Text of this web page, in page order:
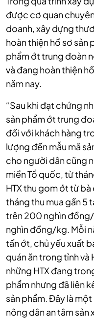
được cơ quan
doanh, xây dựng
hoàn thiện hồ sơ sản
phẩm ớt trung đoàn
và đang hoàn thiện
năm nay.
“Sau khi đạt chứng
sản phẩm ớt trung
đối với khách hàng
lượng đến mẫu mã
cho người dân cũng
miền Tổ quốc, từ
HTX thu gom ớt từ
tháng thu mua gần 5
trên 200 nghìn
nghìn đồng/kg. Mỗi
tấn ớt, chủ yếu xuất
quán ăn trong tỉnh và
những HTX đang
phẩm nhưng đã liên
sản phẩm. Đây là
nông dân an tâm sản